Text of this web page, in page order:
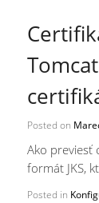
Posted on
Ako previesť
formát JKS,
Posted in